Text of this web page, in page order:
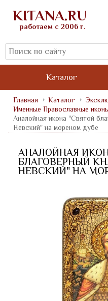
KITANA.RU
работаем с 2006 г.
Каталог
Главная Каталог
Именные Православные
Аналойная икона "Святой
Невский" на мореном дубе
АНАЛОЙНАЯ
БЛАГОВЕРНЫЙ
НЕВСКИЙ" НА